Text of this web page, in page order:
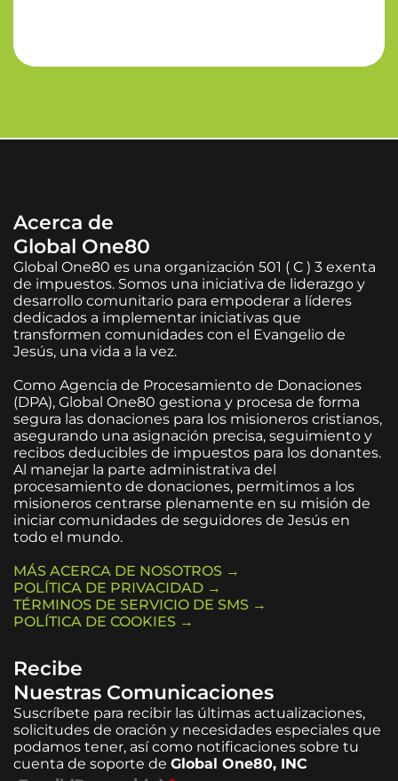
Acerca de
Global One80
Global One80 es una organización 501 ( C ) 3 exenta
de impuestos. Somos una iniciativa de liderazgo y
desarrollo comunitario para empoderar a líderes
dedicados a implementar iniciativas que
transformen comunidades con el Evangelio de
Jesús, una vida a la vez.
Como Agencia de Procesamiento de Donaciones
(DPA), Global One80 gestiona y procesa de forma
segura las donaciones para los misioneros cristianos,
asegurando una asignación precisa, seguimiento y
recibos deducibles de impuestos para los donantes.
Al manejar la parte administrativa del
procesamiento de donaciones, permitimos a los
misioneros centrarse plenamente en su misión de
iniciar comunidades de seguidores de Jesús en
todo el mundo.
MÁS ACERCA DE NOSOTROS →
POLÍTICA DE PRIVACIDAD →
TÉRMINOS DE SERVICIO DE SMS →
POLÍTICA DE COOKIES →
Recibe
Nuestras Comunicaciones
Suscríbete para recibir las últimas actualizaciones,
solicitudes de oración y necesidades especiales que
podamos tener, así como notificaciones sobre tu
cuenta de soporte de Global One80, INC